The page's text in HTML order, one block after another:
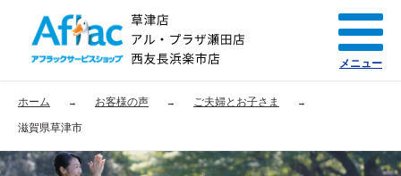
ホーム お客様の声 ご夫婦とお子さま
滋賀県草津市
メニュー